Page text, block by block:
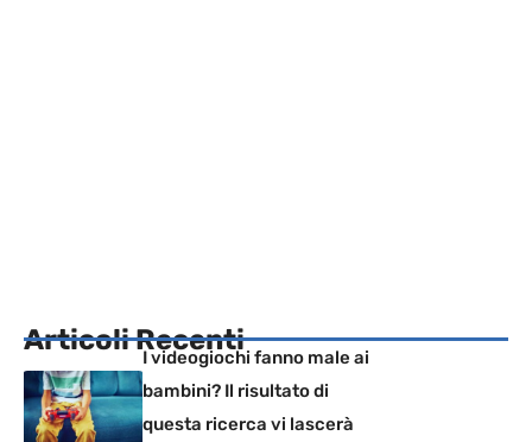
Articoli Recenti
I videogiochi fanno male ai
bambini? Il risultato di
questa ricerca vi lascerà